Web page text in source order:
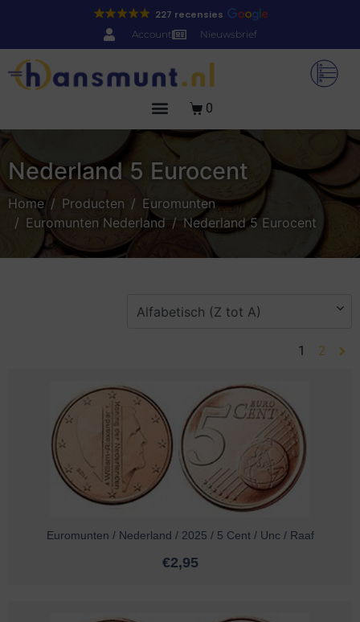
227 recensies
Account Nieuwsbrief
0
Nederland 5 Eurocent
Home Producten
Euromunten
Euromunten Nederland
Nederland 5 Eurocent
1 2
Euromunten / Nederland / 2025 / 5 Cent / Unc / Raaf
€2,95